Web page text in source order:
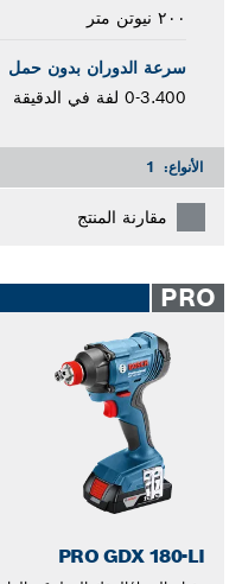
٢٠٠ نيوتن متر
سرعة الدوران بدون حمل
0-3.400 لفة في الدقيقة
الأنواع: 1
مقارنة المنتج
PRO
PRO GDX 180-LI